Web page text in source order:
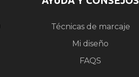
Técnicas de marcaje
Mi diseño
FAQS